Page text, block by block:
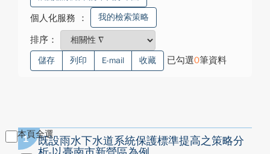
個人化服務 ： 我的檢索策略
排序：
儲存 列印 E-mail 收藏 已勾選0筆資料
本頁全選
1
既設雨水下水道系統保護標準提高之策略分